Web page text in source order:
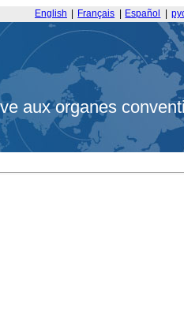
English Français Español
aux organes